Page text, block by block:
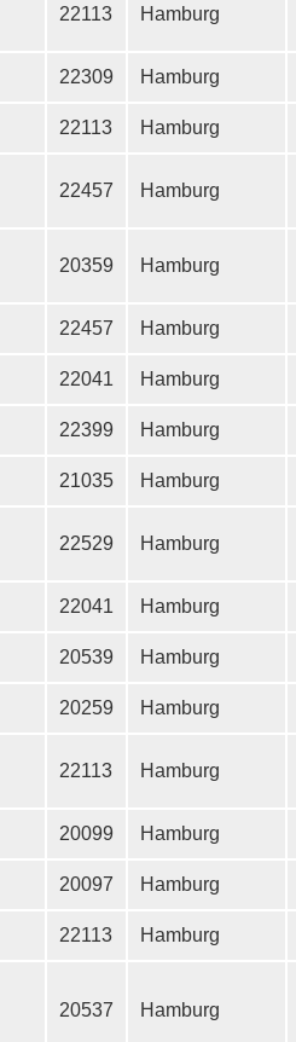
22113 Hamburg
22309 Hamburg
22113 Hamburg
22457 Hamburg
20359 Hamburg
22457 Hamburg
22041 Hamburg
22399 Hamburg
21035 Hamburg
22529 Hamburg
22041 Hamburg
20539 Hamburg
20259 Hamburg
22113 Hamburg
20099 Hamburg
20097 Hamburg
22113 Hamburg
20537 Hamburg